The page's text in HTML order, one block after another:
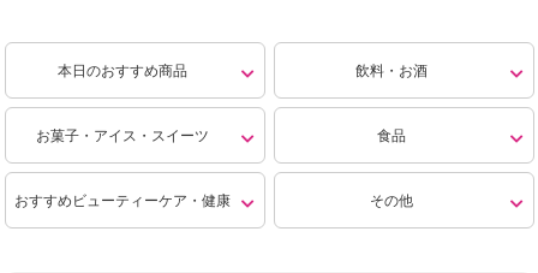
本日のおすすめ商品 飲料・お酒
お菓子・アイス・スイーツ 食品
おすすめビューティーケア・健康 その他